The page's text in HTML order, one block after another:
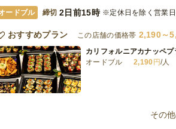
ードブル 締切 2日前15時 ※定休日を除く営業
おすすめプラン この店舗の価格帯 2,190～
カリフォルニアカナッペプ
オードブル
2,190 円/人
カリフォルニアプランその